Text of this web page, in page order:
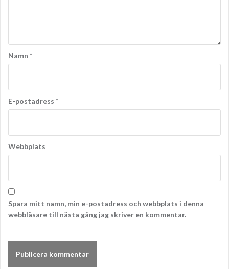
Namn *
E-postadress *
Webbplats
Spara mitt namn, min e-postadress och webbplats i denna
webbläsare till nästa gång jag skriver en kommentar.